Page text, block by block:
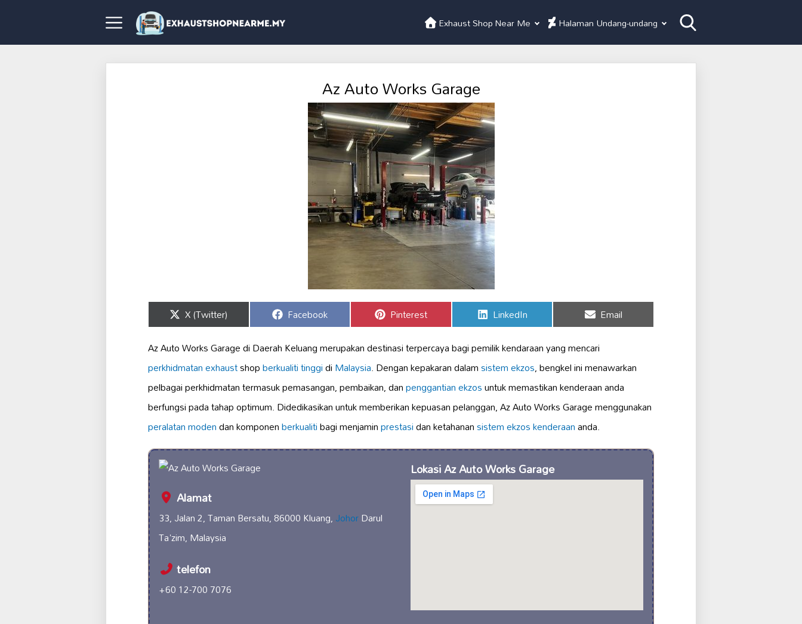
Exhaust Shop Near Me Halaman Undang-undang
Az Auto Works Garage
Share
on
X (Twitter) Share
on
Facebook Share
on
Pinterest Share
on
LinkedIn Share
on
Email
Az Auto Works Garage di Daerah Keluang merupakan destinasi terpercaya bagi pemilik kendaraan yang mencari
perkhidmatan exhaustshopberkualiti tinggidiMalaysia. Dengan kepakaran dalamsistem ekzos, bengkel ini menawarkan
pelbagai perkhidmatan termasuk pemasangan, pembaikan, danpenggantian ekzosuntuk memastikan kenderaan anda
berfungsi pada tahap optimum. Didedikasikan untuk memberikan kepuasan pelanggan, Az Auto Works Garage menggunakan
peralatan modendan komponenberkualitibagi menjaminprestasidan ketahanansistem ekzos kenderaananda.
Alamat
33, Jalan 2, Taman Bersatu, 86000 Kluang,JohorDarul
Ta'zim, Malaysia
telefon
+60 12-700 7076
Lokasi Az Auto Works Garage